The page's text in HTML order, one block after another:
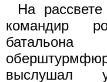
На
командир
выслушал